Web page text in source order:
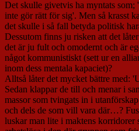
Det skulle givetvis ha myntats som;
inte gör rätt för sig'. Men så krasst
det skulle i så fall betyda politisk
Dessutom finns ju risken att det
det är ju fult och omodernt och är
något kommunistiskt (sett ur en
inom dess mentala kapaciet)?
Alltså låter det mycket bättre med:
Sedan klappar de till och menar i
massor som tvingats in i
och dels de som vill vara där…?
luskar man lite i maktens korridorer